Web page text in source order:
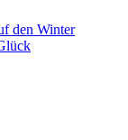
den Winter